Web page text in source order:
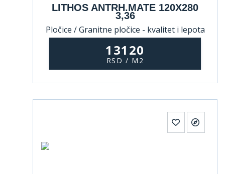
LITHOS ANTRH.MATE 120X280
3,36
Pločice / Granitne pločice - kvalitet i lepota
13120
RSD / M2